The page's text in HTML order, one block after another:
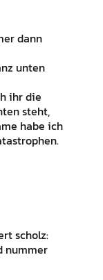
dann
unten
ihr die
steht,
habe ich
scholz:
nummer